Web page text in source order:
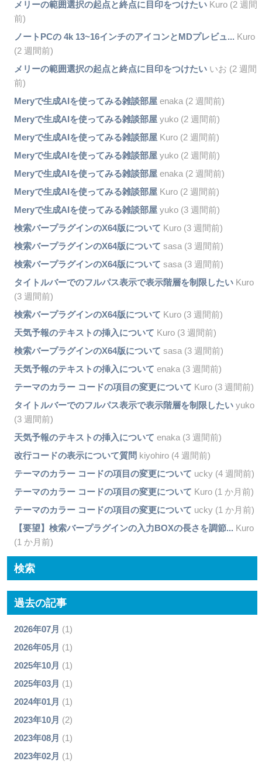
メリーの範囲選択の起点と終点に目印をつけたいKuro (2 週間
前)
ノートPCの 4k 13~16インチのアイコンとMDプレビュ... Kuro
(2 週間前)
メリーの範囲選択の起点と終点に目印をつけたいいお (2 週間
前)
Meryで生成AIを使ってみる雑談部屋enaka (2 週間前)
Meryで生成AIを使ってみる雑談部屋yuko (2 週間前)
Meryで生成AIを使ってみる雑談部屋Kuro (2 週間前)
Meryで生成AIを使ってみる雑談部屋yuko (2 週間前)
Meryで生成AIを使ってみる雑談部屋enaka (2 週間前)
Meryで生成AIを使ってみる雑談部屋Kuro (2 週間前)
Meryで生成AIを使ってみる雑談部屋yuko (3 週間前)
検索バープラグインのX64版について Kuro (3 週間前)
検索バープラグインのX64版について sasa (3 週間前)
検索バープラグインのX64版について sasa (3 週間前)
タイトルバーでのフルパス表示で表示階層を制限したいKuro
(3 週間前)
検索バープラグインのX64版について Kuro (3 週間前)
天気予報のテキストの挿入について Kuro (3 週間前)
検索バープラグインのX64版について sasa (3 週間前)
天気予報のテキストの挿入について enaka (3 週間前)
テーマのカラー コードの項目の変更について Kuro (3 週間前)
タイトルバーでのフルパス表示で表示階層を制限したいyuko
(3 週間前)
天気予報のテキストの挿入について enaka (3 週間前)
改行コードの表示について質問 kiyohiro (4 週間前)
テーマのカラー コードの項目の変更について ucky (4 週間前)
テーマのカラー コードの項目の変更について Kuro (1 か月前)
テーマのカラー コードの項目の変更について ucky (1 か月前)
【要望】検索バープラグインの入力BOXの長さを調節... Kuro
(1 か月前)
検索
過去の記事
2026年07月 (1)
2026年05月 (1)
2025年10月 (1)
2025年03月 (1)
2024年01月 (1)
2023年10月 (2)
2023年08月 (1)
2023年02月 (1)